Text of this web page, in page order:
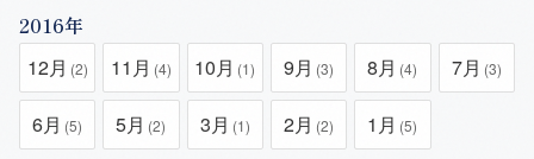
2016年
12月 (2) 11月 (4) 10月 (1) 9月 (3) 8月 (4) 7月 (3)
6月 (5) 5月 (2) 3月 (1) 2月 (2) 1月 (5)